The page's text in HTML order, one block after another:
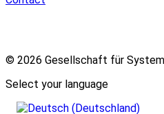
© 2026 Gesellschaft für
Select your language